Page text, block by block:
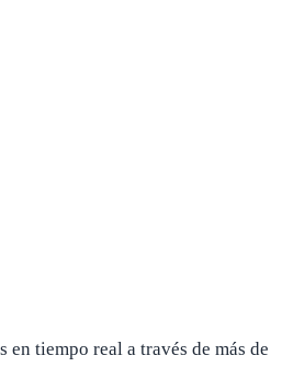
en tiempo real a través de más de